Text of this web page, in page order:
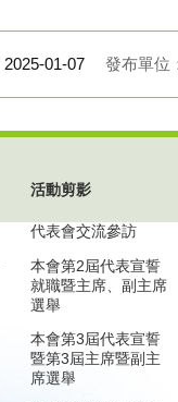
2025-01-07 發布單位
活動剪影
代表會交流參訪
本會第2屆代表宣誓
就職暨主席、副主席
選舉
本會第3屆代表宣誓
暨第3屆主席暨副主
席選舉